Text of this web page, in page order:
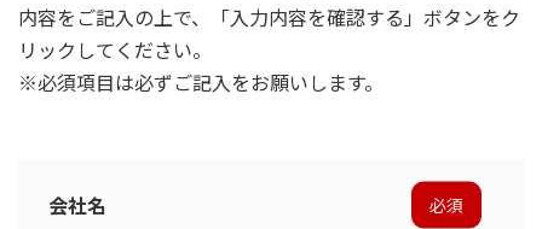
内容をご記入の上で、「⼊⼒内容を確認する」ボタンをク
リックしてください。
※必須項⽬は必ずご記⼊をお願いします。
会社名 必須